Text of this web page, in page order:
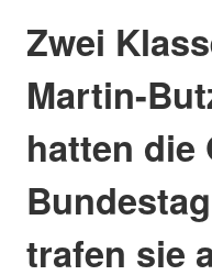
Zwei
Martin-
hatten die
trafen sie